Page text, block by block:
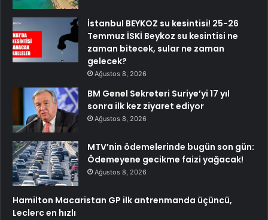
İstanbul BEYKOZ su kesintisi! 25-26
Temmuz İSKİ Beykoz su kesintisi ne
zaman bitecek, sular ne zaman
gelecek?
Ağustos 8, 2026
BM Genel Sekreteri Suriye’yi 17 yıl
sonra ilk kez ziyaret ediyor
Ağustos 8, 2026
MTV’nin ödemelerinde bugün son gün:
Ödemeyene gecikme faizi yağacak!
Ağustos 8, 2026
Hamilton Macaristan GP ilk antrenmanda üçüncü,
Leclerc en hızlı